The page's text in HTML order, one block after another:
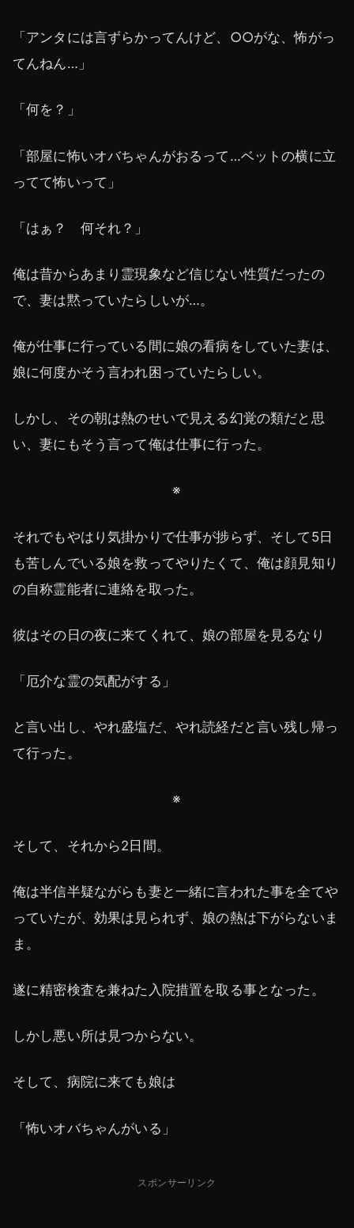
「アンタには言ずらかってんけど、○○がな、怖がっ
てんねん…」
「何を？」
「部屋に怖いオバちゃんがおるって…ベットの横に立
ってて怖いって」
「はぁ？ 何それ？」
俺は昔からあまり霊現象など信じない性質だったの
で、妻は黙っていたらしいが…。
俺が仕事に行っている間に娘の看病をしていた妻は、
娘に何度かそう言われ困っていたらしい。
しかし、その朝は熱のせいで見える幻覚の類だと思
い、妻にもそう言って俺は仕事に行った。
※
それでもやはり気掛かりで仕事が捗らず、そして5日
も苦しんでいる娘を救ってやりたくて、俺は顔見知り
の自称霊能者に連絡を取った。
彼はその日の夜に来てくれて、娘の部屋を見るなり
「厄介な霊の気配がする」
と言い出し、やれ盛塩だ、やれ読経だと言い残し帰っ
て行った。
※
そして、それから2日間。
俺は半信半疑ながらも妻と一緒に言われた事を全てや
っていたが、効果は見られず、娘の熱は下がらないま
ま。
遂に精密検査を兼ねた入院措置を取る事となった。
しかし悪い所は見つからない。
そして、病院に来ても娘は
「怖いオバちゃんがいる」
スポンサーリンク